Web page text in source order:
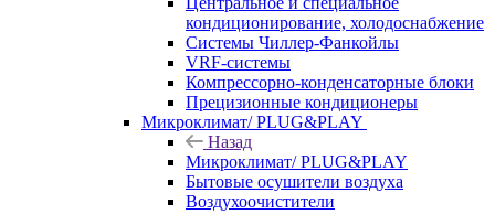
кондиционирование, холодоснабжение
Системы Чиллер-Фанкойлы
VRF-системы
Компрессорно-конденсаторные блоки
Прецизионные кондиционеры
Микроклимат/ PLUG&PLAY
Назад
Микроклимат/ PLUG&PLAY
Бытовые осушители воздуха
Воздухоочистители